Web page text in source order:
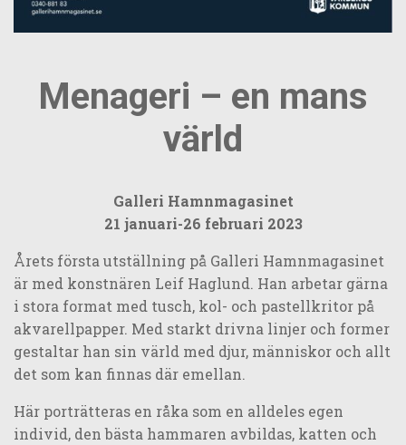
Menageri – en mans
värld
Galleri Hamnmagasinet
21 januari-26 februari 2023
Årets första utställning på Galleri Hamnmagasinet
är med konstnären Leif Haglund. Han arbetar gärna
i stora format med tusch, kol- och pastellkritor på
akvarellpapper. Med starkt drivna linjer och former
gestaltar han sin värld med djur, människor och allt
det som kan finnas där emellan.
Här porträtteras en råka som en alldeles egen
individ, den bästa hammaren avbildas, katten och